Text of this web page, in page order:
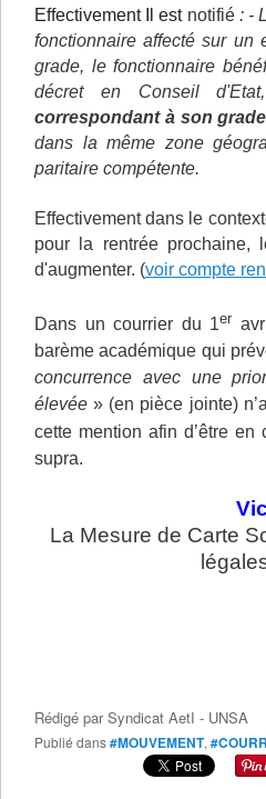
Effectivement Il est notifié: -
fonctionnaire affecté sur un
grade, le fonctionnaire
décret en Conseil d'Etat,
correspondant à son
dans la même zone
paritaire compétente.
Effectivement dans le
pour la rentrée prochaine,
d'augmenter. (voir compte
Dans un courrier du 1er
barème académique qui
concurrence avec une
élevée » (en pièce jointe)
cette mention afin d’être
supra.
La Mesure de Carte
Rédigé parSyndicat AetI - UNSA
Publié dans#MOUVEMENT,